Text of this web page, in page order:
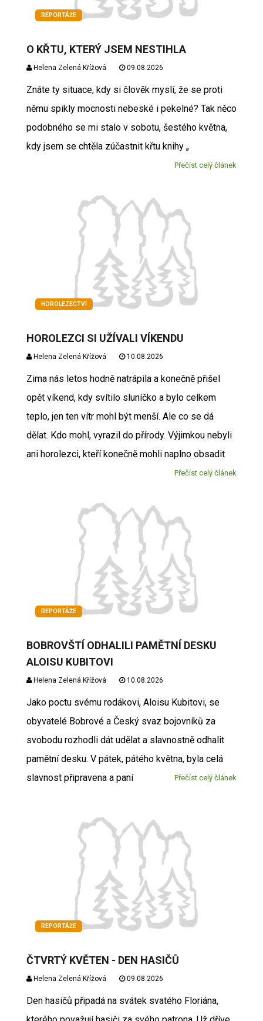
REPORTÁŽE
O KŘTU, KTERÝ JSEM NESTIHLA
Helena Zelená Křížová 09.08.2026
Znáte ty situace, kdy si člověk myslí, že se proti
němu spikly mocnosti nebeské i pekelné? Tak něco
podobného se mi stalo v sobotu, šestého května,
kdy jsem se chtěla zúčastnit křtu knihy „
Přečíst celý článek
HOROLEZECTVÍ
HOROLEZCI SI UŽÍVALI VÍKENDU
Helena Zelená Křížová 10.08.2026
Zima nás letos hodně natrápila a konečně přišel
opět víkend, kdy svítilo sluníčko a bylo celkem
teplo, jen ten vítr mohl být menší. Ale co se dá
dělat. Kdo mohl, vyrazil do přírody. Výjimkou nebyli
ani horolezci, kteří konečně mohli naplno obsadit
Přečíst celý článek
REPORTÁŽE
BOBROVŠTÍ ODHALILI PAMĚTNÍ DESKU
ALOISU KUBITOVI
Helena Zelená Křížová 10.08.2026
Jako poctu svému rodákovi, Aloisu Kubitovi, se
obyvatelé Bobrové a Český svaz bojovníků za
svobodu rozhodli dát udělat a slavnostně odhalit
pamětní desku. V pátek, pátého května, byla celá
slavnost připravena a paní
Přečíst celý článek
REPORTÁŽE
ČTVRTÝ KVĚTEN - DEN HASIČŮ
Helena Zelená Křížová 09.08.2026
Den hasičů připadá na svátek svatého Floriána,